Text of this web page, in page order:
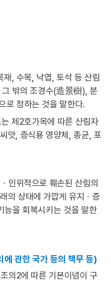
, 수목, 낙엽, 토석 등 산림
밖의 조경수(造景樹), 분
로 정하는 것을 말한다.
제2호가목에 따른 산림자
앗, 증식용 영양체, 종균, 포
인위적으로 훼손된 산림의
의 상태에 가깝게 유지ㆍ증
능을 회복시키는 것을 말한
관한 국가 등의 책무 등)
의2에 따른 기본이념이 구